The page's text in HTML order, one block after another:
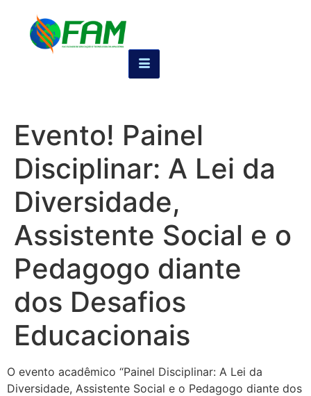
Evento! Painel
Disciplinar: A Lei da
Diversidade,
Assistente Social e o
Pedagogo diante
dos Desafios
Educacionais
O evento acadêmico “Painel Disciplinar: A Lei da
Diversidade, Assistente Social e o Pedagogo diante dos